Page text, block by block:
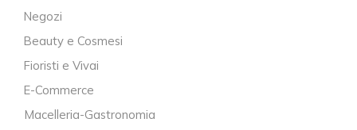
Negozi
Beauty e Cosmesi
Fioristi e Vivai
E-Commerce
Macelleria-Gastronomia